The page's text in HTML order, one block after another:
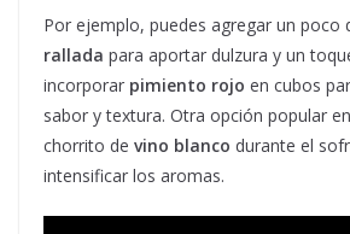
Por ejemplo, puedes agregar un poco
rallada para aportar dulzura y un
incorporar pimiento rojo en cubos
sabor y textura. Otra opción popular
chorrito de vino blanco durante el
intensificar los aromas.